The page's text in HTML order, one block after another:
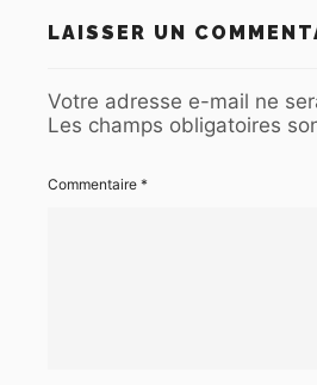
LAISSER UN
Votre adresse e-mail ne
Les champs obligatoires
Commentaire *